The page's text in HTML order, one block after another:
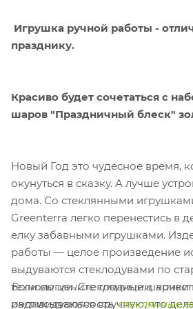
Игрушка ручной работы - о
празднику.
Красиво будет сочетаться с
шаров "Праздничный блеск"
Новый Год это чудесное время,
окунуться в сказку. А лучше
дома. Со стеклянными
Greenterra легко перенестись в
елку забавными игрушками.
работы — целое произведение
выдуваются стеклодувами по
технологии. Стеклянные шарики
расписываются вручную, что
Если вы цените традиции,
индивидуальность,стеклянные